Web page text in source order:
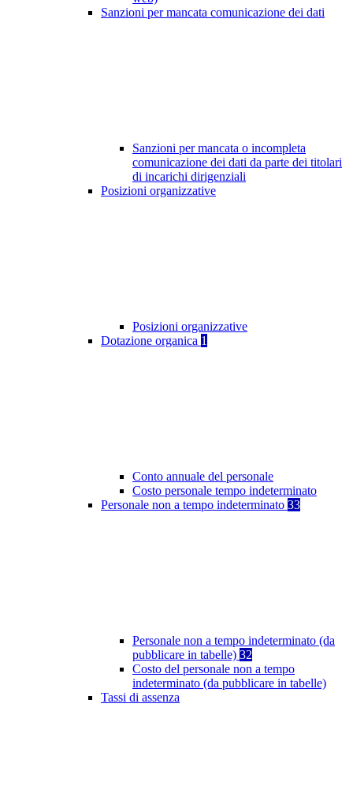
Sanzioni per mancata comunicazione dei dati
Sanzioni per mancata o incompleta
comunicazione dei dati da parte dei titolari
di incarichi dirigenziali
Posizioni organizzative
Posizioni organizzative
Dotazione organica 1
Conto annuale del personale
Costo personale tempo indeterminato
Personale non a tempo indeterminato 33
Personale non a tempo indeterminato (da
pubblicare in tabelle) 32
Costo del personale non a tempo
indeterminato (da pubblicare in tabelle)
Tassi di assenza